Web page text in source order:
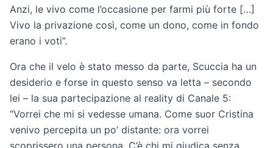
Anzi, le vivo come l’occasione per farmi più forte […]
Vivo la privazione così, come un dono, come in fondo
erano i voti”.
Ora che il velo è stato messo da parte, Scuccia ha un
desiderio e forse in questo senso va letta – secondo
lei – la sua partecipazione al reality di Canale 5:
“Vorrei che mi si vedesse umana. Come suor Cristina
venivo percepita un po’ distante: ora vorrei
scoprissero una persona. C’è chi mi giudica senza